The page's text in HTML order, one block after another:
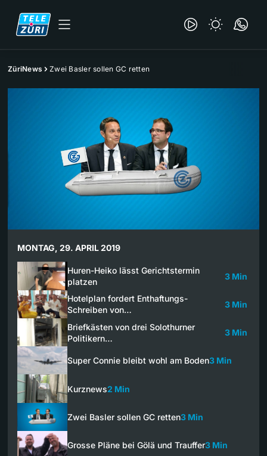
ZüriNews Zwei Basler sollen GC retten
MONTAG, 29. APRIL 2019
Huren-Heiko lässt Gerichtstermin
platzen
3 Min
Hotelplan fordert Enthaftungs-
Schreiben von…
3 Min
Briefkästen von drei Solothurner
Politikern…
3 Min
Super Connie bleibt wohl am Boden3 Min
Kurznews2 Min
Zwei Basler sollen GC retten3 Min
Grosse Pläne bei Gölä und Trauffer3 Min